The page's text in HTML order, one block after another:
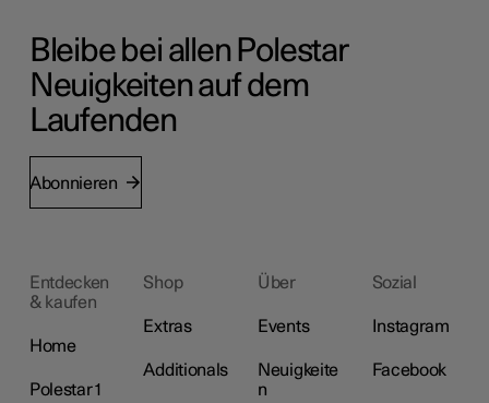
Bleibe bei allen Polestar
Neuigkeiten auf dem
Laufenden
Abonnieren
Entdecken
& kaufen
Home
Polestar 1
Shop
Extras
Additionals
Über
Events
Neuigkeite
n
Sozial
Instagram
Facebook